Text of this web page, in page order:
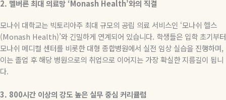
2. 멜버른최대의료망 ‘Monash Health’와의 직결
모나쉬 대학교는 빅토리아주 최대 규모의 공립 의료 서비스인 ‘모나쉬 헬스
(Monash Health)’와 긴밀하게 연계되어 있습니다. 학생들은 입학 초기부터
모나쉬 메디컬 센터를 비롯한 대형 종합병원에서 실전 임상 실습을 진행하며,
이는 졸업 후 해당 병원으로의 취업으로 이어지는 가장 확실한 지름길이 됩니
다.
3. 800시간 이상의 강도 높은 실무 중심 커리큘럼